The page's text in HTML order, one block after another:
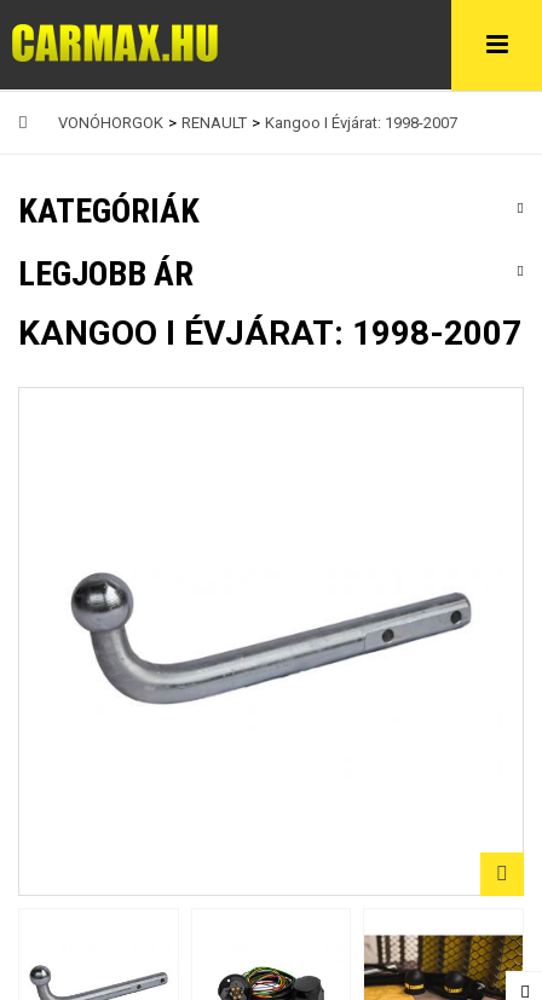
VONÓHORGOK > RENAULT > Kangoo I Évjárat: 1998-2007
KATEGÓRIÁK
LEGJOBB ÁR
KANGOO I ÉVJÁRAT: 1998-2007